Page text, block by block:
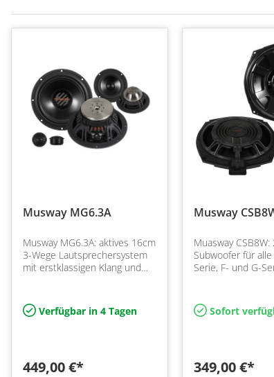
Musway MG6.3A
Musway MG6.3A: aktives 16cm
3-Wege Lautsprechersystem
mit erstklassigen Klang und
BassVerfügbar in 4 Tagen
449,00 €*
Musway
Muasway
Subwoofer für
Serie, F- und G-
Sofort
349,00 €*